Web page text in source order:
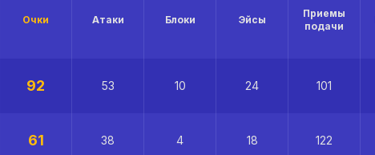
Очки Атаки Блоки Эйсы
Приемы
подачи
92 53 10 24 101
61 38 4 18 122